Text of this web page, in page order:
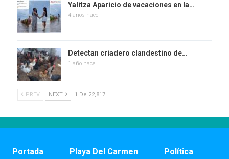
Yalitza Aparicio de vacaciones en la…
4 años hace
Detectan criadero clandestino de…
1 año hace
PREV NEXT 1 De 22,817
Portada Playa Del Carmen Política